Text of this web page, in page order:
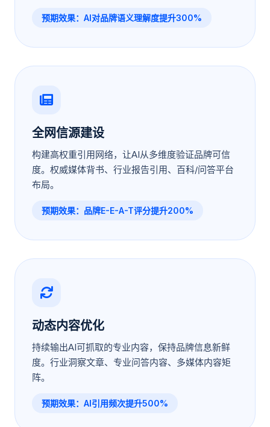
预期效果：AI对品牌语义理解度提升300%
全网信源建设
构建高权重引用网络，让AI从多维度验证品牌可信
度。权威媒体背书、行业报告引用、百科/问答平台
布局。
预期效果：品牌E-E-A-T评分提升200%
动态内容优化
持续输出AI可抓取的专业内容，保持品牌信息新鲜
度。行业洞察文章、专业问答内容、多媒体内容矩
阵。
预期效果：AI引用频次提升500%